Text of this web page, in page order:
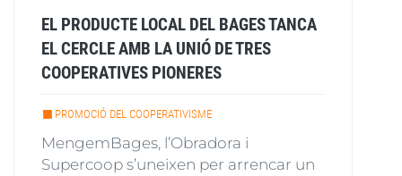
EL PRODUCTE LOCAL DEL BAGES TANCA
EL CERCLE AMB LA UNIÓ DE TRES
COOPERATIVES PIONERES
PROMOCIÓ DEL COOPERATIVISME
MengemBages, l’Obradora i
Supercoop s’uneixen per arrencar un